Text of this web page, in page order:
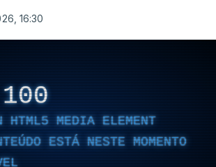
16:30
100
HTML5 MEDIA ELEMENT
ESTÁ NESTE MOMENTO